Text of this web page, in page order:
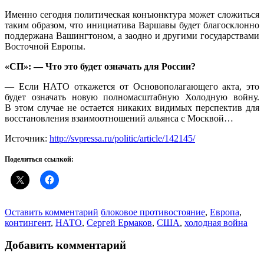
Именно сегодня политическая конъюнктура может сложиться
таким образом, что инициатива Варшавы будет благосклонно
поддержана Вашингтоном, а заодно и другими государствами
Восточной Европы.
«СП»: — Что это будет означать для России?
— Если НАТО откажется от Основополагающего акта, это
будет означать новую полномасштабную Холодную войну.
В этом случае не остается никаких видимых перспектив для
восстановления взаимоотношений альянса с Москвой…
Источник: http://svpressa.ru/politic/article/142145/
Поделиться ссылкой:
Оставить комментарий блоковое противостояние, Европа,
контингент, НАТО, Сергей Ермаков, США, холодная война
Добавить комментарий